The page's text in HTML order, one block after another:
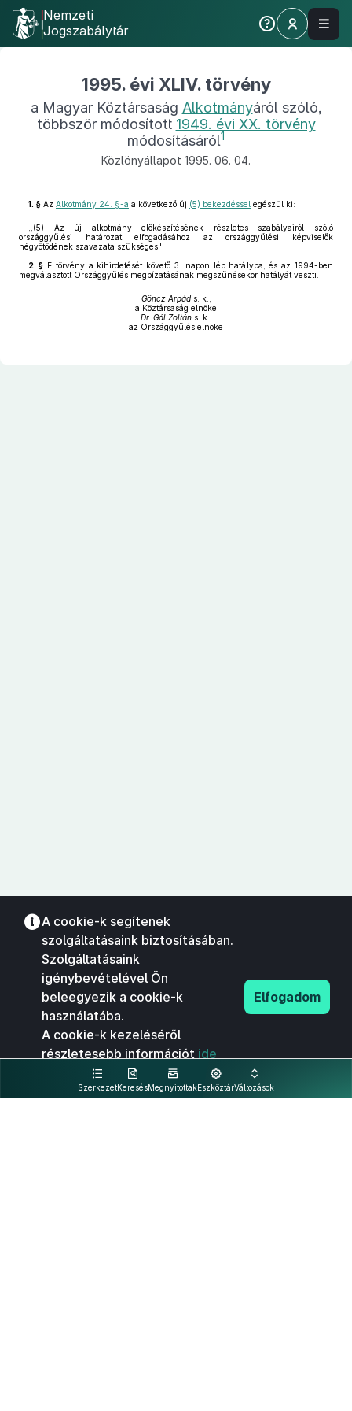
Nemzeti
Jogszabálytár
1995. évi XLIV. törvény
a Magyar Köztársaság Alkotmányáról szóló,
többször módosított 1949. évi XX. törvény
módosításáról1
Közlönyállapot 1995. 06. 04.
1. § Az Alkotmány 24. §-a a következő új (5) bekezdéssel egészül ki:
,,(5) Az új alkotmány előkészítésének részletes szabályairól szóló
országgyűlési határozat elfogadásához az országgyűlési képviselők
négyötödének szavazata szükséges.''
2. § E törvény a kihirdetését követő 3. napon lép hatályba, és az 1994-ben
megválasztott Országgyűlés megbízatásának megszűnésekor hatályát veszti.
Göncz Árpáds. k.,
a Köztársaság elnöke
Dr. Gál Zoltáns. k.,
az Országgyűlés elnöke
SzerkezetKeresésMegnyitottakEszköztárVáltozások
A cookie-k segítenek
szolgáltatásaink biztosításában.
Szolgáltatásaink
igénybevételével Ön
beleegyezik a cookie-k
használatába.
A cookie-k kezeléséről
részletesebb információt ide
kattintva olvashat.
Elfogadom